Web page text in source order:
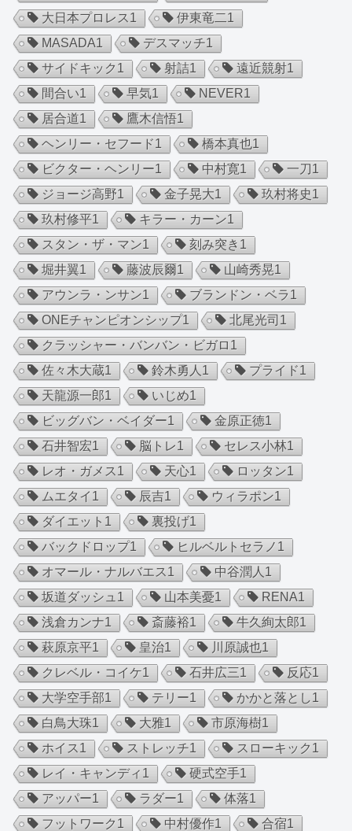
大日本プロレス1 伊東竜二1
MASADA1 デスマッチ1
サイドキック1 射詰1 遠近競射1
間合い1 早気1 NEVER1
居合道1 鷹木信悟1
ヘンリー・セフード1 橋本真也1
ビクター・ヘンリー1 中村寛1 一刀1
ジョージ高野1 金子晃大1 玖村将史1
玖村修平1 キラー・カーン1
スタン・ザ・マン1 刻み突き 1
堀井翼1 藤波辰爾1 山崎秀晃1
アウンラ・ンサン1 ブランドン・ベラ1
ONEチャンピオンシップ1 北尾光司 1
クラッシャー・バンバン・ビガロ 1
佐々木大蔵1 鈴木勇人 1 プライド1
天龍源一郎1 いじめ1
ビッグバン・ベイダー1 金原正徳1
石井智宏1 脳トレ1 セレス小林1
レオ・ガメス1 天心1 ロッタン1
ムエタイ 1 辰吉1 ウィラポン1
ダイエット 1 裏投げ1
バックドロップ1 ヒルベルトセラノ 1
オマール・ナルバエス1 中谷潤人 1
坂道ダッシュ 1 山本美憂1 RENA1
浅倉カンナ1 斎藤裕1 牛久絢太郎1
萩原京平1 皇治1 川原誠也1
クレベル・コイケ1 石井広三1 反応1
大学空手部1 テリー1 かかと落とし1
白鳥大珠1 大雅1 市原海樹1
ホイス1 ストレッチ1 スローキック1
レイ・キャンディ 1 硬式空手1
アッパー1 ラダー1 体落1
フットワーク1 中村優作1 合宿1